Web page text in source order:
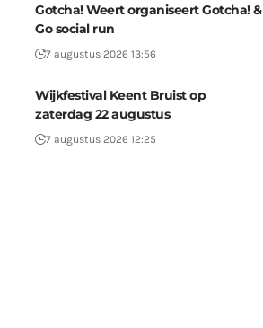
Gotcha! Weert organiseert Gotcha! &
Go social run
7 augustus 2026 13:56
Wijkfestival Keent Bruist op
zaterdag 22 augustus
7 augustus 2026 12:25